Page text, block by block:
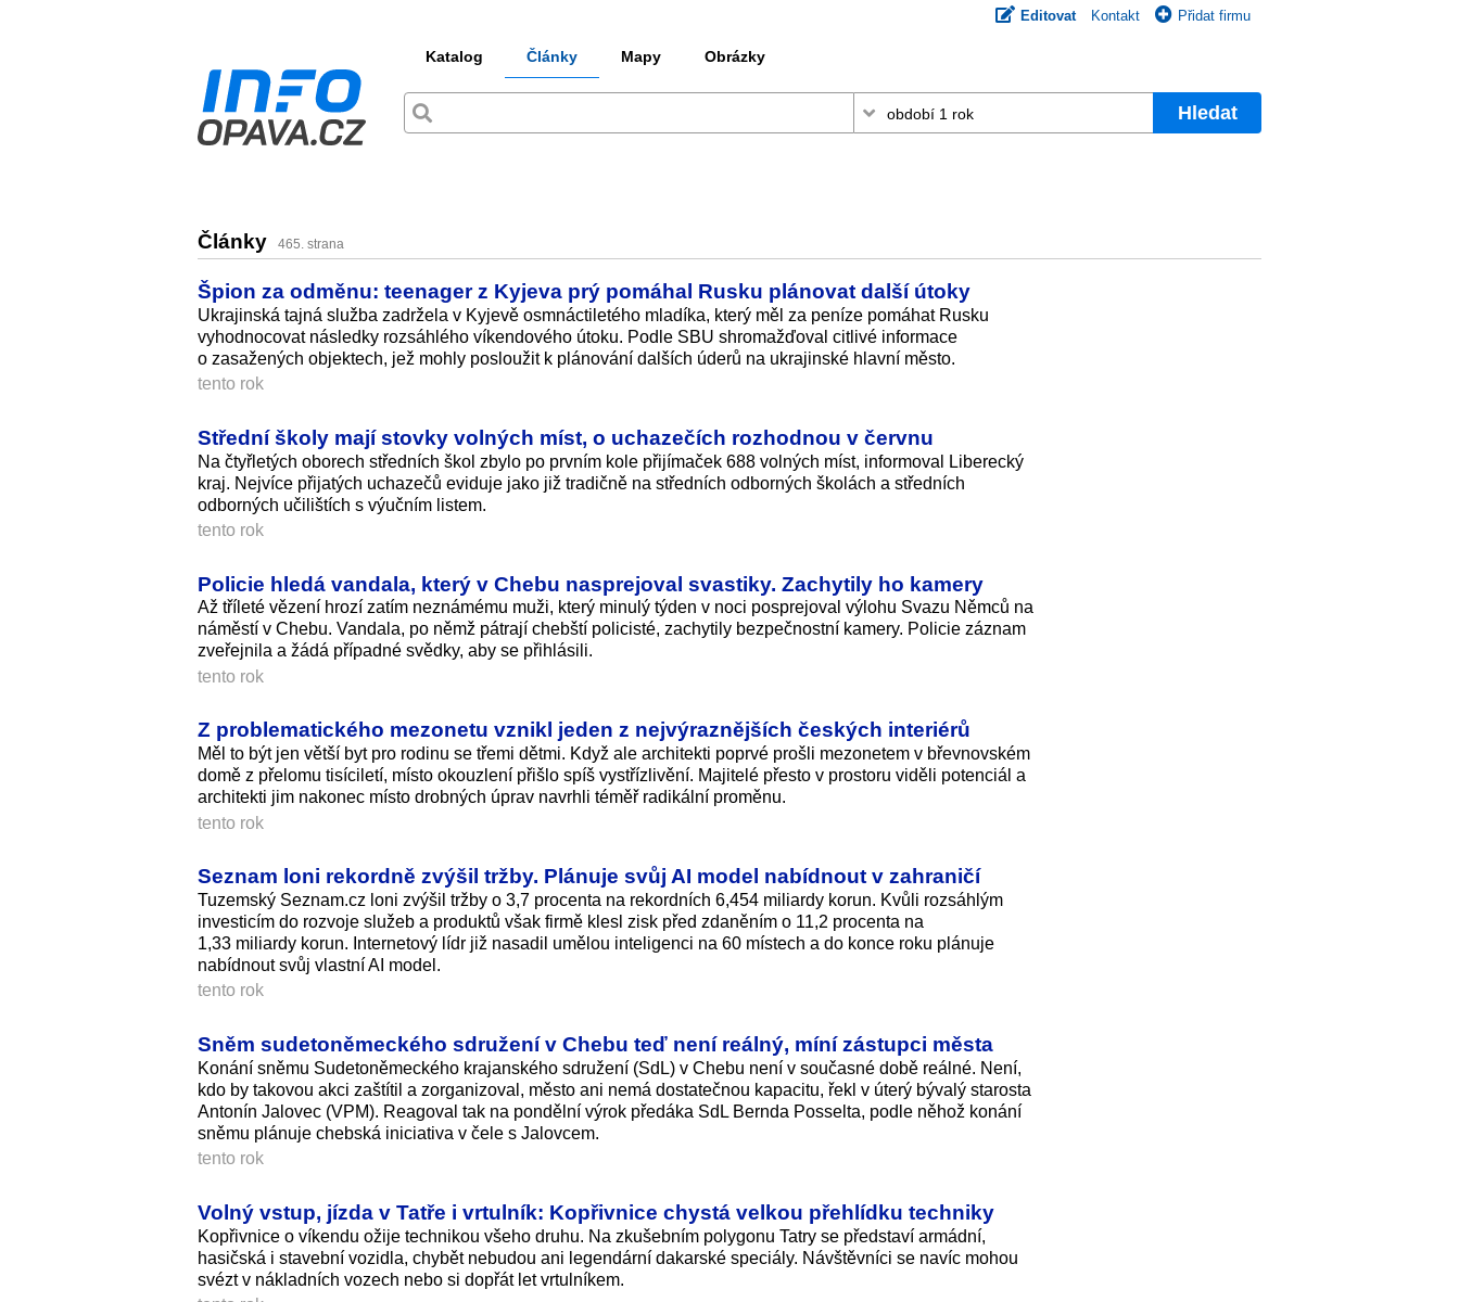
Editovat Kontakt Přidat firmu
Katalog Články Mapy Obrázky
Hledat
Články 465. strana
Špion za odměnu: teenager z Kyjeva prý pomáhal Rusku plánovat další útoky
Ukrajinská tajná služba zadržela v Kyjevě osmnáctiletého mladíka, který měl za peníze pomáhat Rusku
vyhodnocovat následky rozsáhlého víkendového útoku. Podle SBU shromažďoval citlivé informace
o zasažených objektech, jež mohly posloužit k plánování dalších úderů na ukrajinské hlavní město.
tento rok
Střední školy mají stovky volných míst, o uchazečích rozhodnou v červnu
Na čtyřletých oborech středních škol zbylo po prvním kole přijímaček 688 volných míst, informoval Liberecký
kraj. Nejvíce přijatých uchazečů eviduje jako již tradičně na středních odborných školách a středních
odborných učilištích s výučním listem.
tento rok
Policie hledá vandala, který v Chebu nasprejoval svastiky. Zachytily ho kamery
Až tříleté vězení hrozí zatím neznámému muži, který minulý týden v noci posprejoval výlohu Svazu Němců na
náměstí v Chebu. Vandala, po němž pátrají chebští policisté, zachytily bezpečnostní kamery. Policie záznam
zveřejnila a žádá případné svědky, aby se přihlásili.
tento rok
Z problematického mezonetu vznikl jeden z nejvýraznějších českých interiérů
Měl to být jen větší byt pro rodinu se třemi dětmi. Když ale architekti poprvé prošli mezonetem v břevnovském
domě z přelomu tisíciletí, místo okouzlení přišlo spíš vystřízlivění. Majitelé přesto v prostoru viděli potenciál a
architekti jim nakonec místo drobných úprav navrhli téměř radikální proměnu.
tento rok
Seznam loni rekordně zvýšil tržby. Plánuje svůj AI model nabídnout v zahraničí
Tuzemský Seznam.cz loni zvýšil tržby o 3,7 procenta na rekordních 6,454 miliardy ko­run. Kvůli rozsáhlým
investicím do rozvoje služeb a produktů však firmě klesl zisk před zdaněním o 11,2 procenta na
1,33 miliardy ko­run. Internetový lídr již nasadil umělou inteligenci na 60 místech a do konce roku plánuje
nabídnout svůj vlastní AI model.
tento rok
Sněm sudetoněmeckého sdružení v Chebu teď není reálný, míní zástupci města
Konání sněmu Sudetoněmeckého krajanského sdružení (SdL) v Chebu není v současné době reálné. Není,
kdo by takovou akci zaštítil a zorganizoval, město ani nemá dostatečnou kapacitu, řekl v úterý bývalý starosta
Antonín Jalovec (VPM). Reagoval tak na pondělní výrok předáka SdL Bernda Posselta, podle něhož konání
sněmu plánuje chebská iniciativa v čele s Jalovcem.
tento rok
Volný vstup, jízda v Tatře i vrtulník: Kopřivnice chystá velkou přehlídku techniky
Kopřivnice o víkendu ožije technikou všeho druhu. Na zkušebním polygonu Tatry se představí armádní,
hasičská i stavební vozidla, chybět nebudou ani legendární dakarské speciály. Návštěvníci se navíc mohou
svézt v nákladních vozech nebo si dopřát let vrtulníkem.